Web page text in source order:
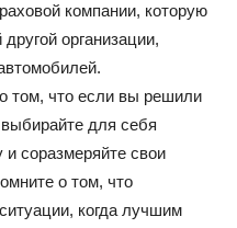
компании, которую
организации,
том, что если вы решили
для себя
соразмеряйте свои
о том, что
когда лучшим